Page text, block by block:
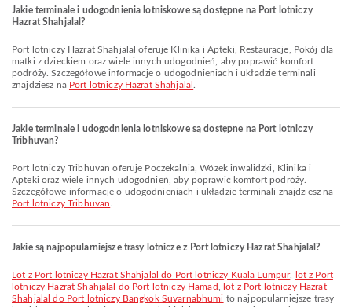
Jakie terminale i udogodnienia lotniskowe są dostępne na Port lotniczy
Hazrat Shahjalal?
Port lotniczy Hazrat Shahjalal oferuje Klinika i Apteki, Restauracje, Pokój dla
matki z dzieckiem oraz wiele innych udogodnień, aby poprawić komfort
podróży. Szczegółowe informacje o udogodnieniach i układzie terminali
znajdziesz na Port lotniczy Hazrat Shahjalal
Jakie terminale i udogodnienia lotniskowe są dostępne na Port lotniczy
Tribhuvan?
Port lotniczy Tribhuvan oferuje Poczekalnia, Wózek inwalidzki, Klinika i
Apteki oraz wiele innych udogodnień, aby poprawić komfort podróży.
Szczegółowe informacje o udogodnieniach i układzie terminali znajdziesz na
Port lotniczy Tribhuvan
Jakie są najpopularniejsze trasy lotnicze z Port lotniczy Hazrat Shahjalal?
lot z Port lotniczy Hazrat Shahjalal do Port lotniczy Kuala Lumpur,
lot z Port
lotniczy Hazrat Shahjalal do Port lotniczy Hamad
lot z Port lotniczy Hazrat
Shahjalal do Port lotniczy Bangkok Suvarnabhumi to najpopularniejsze trasy